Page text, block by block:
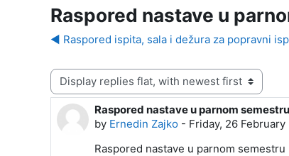
Raspored nastave u
◀︎ Raspored ispita, sala i dežura za popravni
Display mode
Raspored nastave u parnom
by Ernedin Zajko - Friday, 26 February
Number of replies: 0
Raspored nastave u parnom